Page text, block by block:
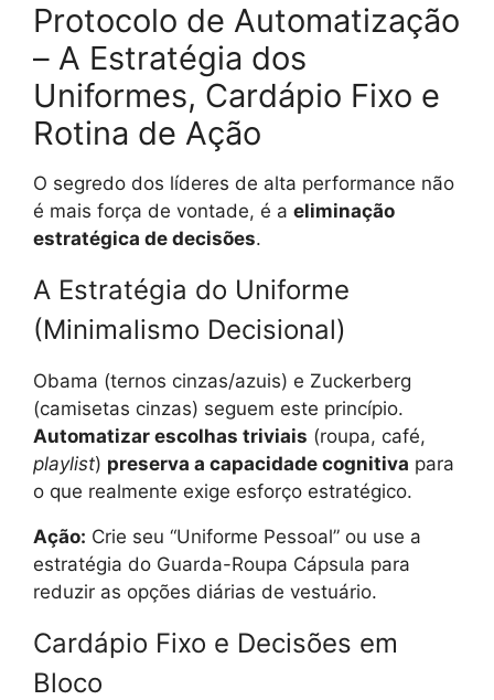
Protocolo de Automatização
– A Estratégia dos
Uniformes, Cardápio Fixo e
Rotina de Ação
O segredo dos líderes de alta performance não
é mais força de vontade, é a eliminação
estratégica de decisões.
A Estratégia do Uniforme
(Minimalismo Decisional)
Obama (ternos cinzas/azuis) e Zuckerberg
(camisetas cinzas) seguem este princípio.
Automatizar escolhas triviais (roupa, café,
playlist) preserva a capacidade cognitiva para
o que realmente exige esforço estratégico.
Ação: Crie seu “Uniforme Pessoal” ou use a
estratégia do Guarda-Roupa Cápsula para
reduzir as opções diárias de vestuário.
Cardápio Fixo e Decisões em
Bloco